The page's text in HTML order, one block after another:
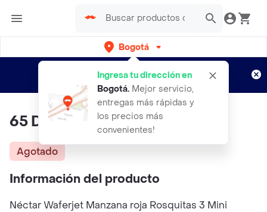
Bogotá
Ingresa tu dirección en
Bogotá. Mejor servicio,
entregas más rápidas y
los precios más
convenientes!
envíos gratis por semanas
Aplican TyC
65 Diversión
Agotado
Información del producto
Néctar Waferjet Manzana roja Rosquitas 3 Mini